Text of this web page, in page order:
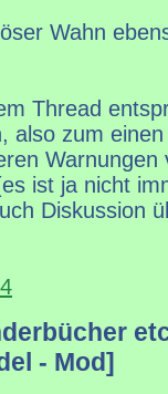
Wahn
Thread
also zum
ist ja nicht
Diskussion
- Mod]